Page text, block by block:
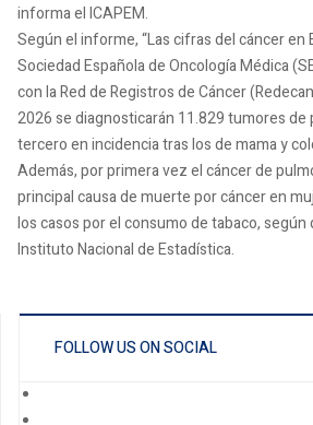
informa el ICAPEM.
Según el informe, “Las cifras del cáncer en
Sociedad Española de Oncología Médica
con la Red de Registros de Cáncer
2026 se diagnosticarán 11.829 tumores de
tercero en incidencia tras los de mama y
Además, por primera vez el cáncer de
principal causa de muerte por cáncer en
los casos por el consumo de tabaco, según
Instituto Nacional de Estadística.
FOLLOW US ON SOCIAL